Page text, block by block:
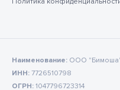
Наименование: ООО
ИНН: 7726510798
ОГРН: 1047796723314